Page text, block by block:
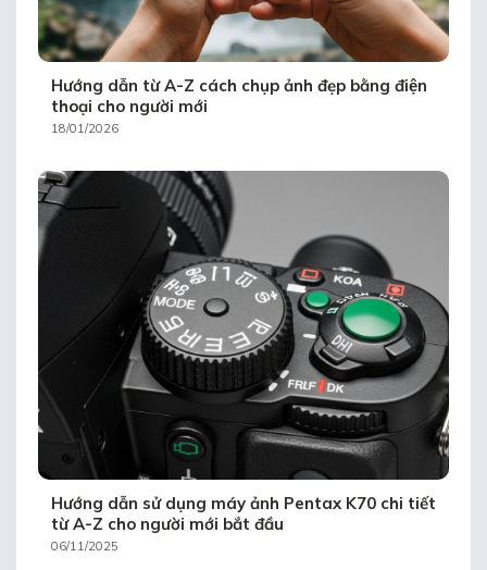
Hướng dẫn từ A-Z cách chụp ảnh đẹp bằng điện
thoại cho người mới
18/01/2026
Hướng dẫn sử dụng máy ảnh Pentax K70 chi tiết
từ A-Z cho người mới bắt đầu
06/11/2025